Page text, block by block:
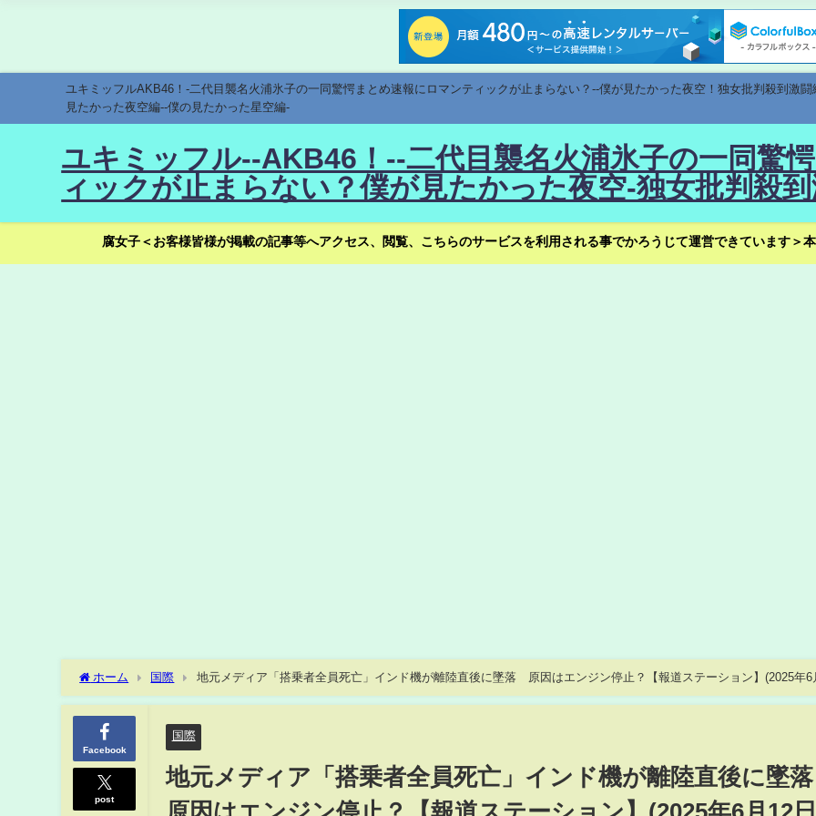
ユキミッフルAKB46！-二代目襲名火浦氷子の一同驚愕まとめ速報にロマンティックが止まらない？--僕が見たかった夜空！独女批判殺到激
見たかった夜空編--僕の見たかった星空編-
ユキミッフル--AKB46！--二代目襲名火浦氷子の一同驚
ィックが止まらない？僕が見たかった夜空-独女批判殺
腐女子＜お客様皆様が掲載の記事等へアクセス、閲覧、こちらのサービスを利用される事でかろうじて運営できています＞
ホーム 国際
地元メディア「搭乗者全員死亡」インド機が離陸直後に墜落 原因はエンジン停止？【報道ステーション】(2025年6
日)
Facebook
post
国際
地元メディア「搭乗者全員死亡」インド機が離陸直後に墜
原因はエンジン停止？【報道ステーション】(2025年6月12